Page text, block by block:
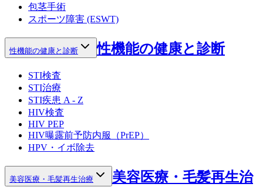
包茎手術
スポーツ障害 (ESWT)
性機能の健康と診断 性機能の健康と診断
STI検査
STI治療
STI疾患 A - Z
HIV検査
HIV PEP
HIV曝露前予防内服（PrEP）
HPV・イボ除去
美容医療・毛髪再生治療
美容医療・毛髪再生治